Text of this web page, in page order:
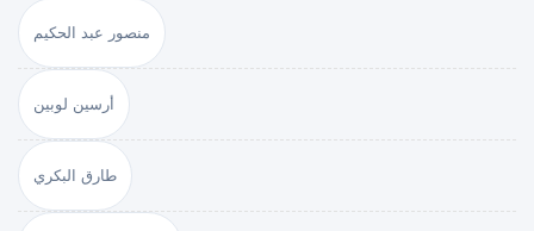
منصور عبد الحكيم
أرسين لوبين
طارق البكري